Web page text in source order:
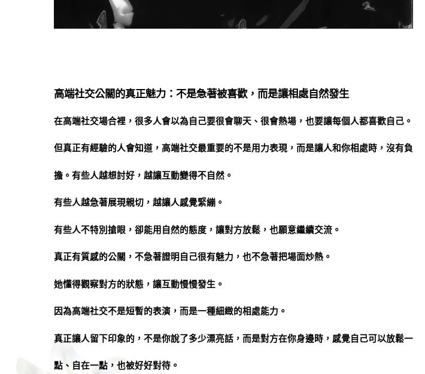
高端社交公關的真正魅力：不是急著被喜歡，而是讓相處自然發生
在高端社交場合裡，很多人會以為自己要很會聊天、很會熱場，也要讓每個人都喜歡自己。
但真正有經驗的人會知道，高端社交最重要的不是用力表現，而是讓人和你相處時，沒有負
擔。有些人越想討好，越讓互動變得不自然。
有些人越急著展現親切，越讓人感覺緊繃。
有些人不特別搶眼，卻能用自然的態度，讓對方放鬆，也願意繼續交流。
真正有質感的公關，不急著證明自己很有魅力，也不急著把場面炒熱。
她懂得觀察對方的狀態，讓互動慢慢發生。
因為高端社交不是短暫的表演，而是一種細緻的相處能力。
真正讓人留下印象的，不是你說了多少漂亮話，而是對方在你身邊時，感覺自己可以放鬆一
點、自在一點，也被好好對待。